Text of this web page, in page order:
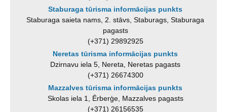
Staburaga tūrisma informācijas punkts
Staburaga saieta nams, 2. stāvs, Staburags, Staburaga
pagasts
(+371) 29892925
Neretas tūrisma informācijas punkts
Dzirnavu iela 5, Nereta, Neretas pagasts
(+371) 26674300
Mazzalves tūrisma informācijas punkts
Skolas iela 1, Ērberģe, Mazzalves pagasts
(+371) 26156535